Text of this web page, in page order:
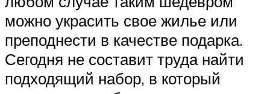
можно украсить свое жилье или
преподнести в качестве подарка.
Сегодня не составит труда найти
подходящий набор, в который